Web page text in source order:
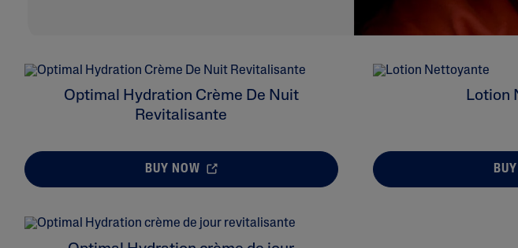
Optimal Hydration Crème De Nuit
Revitalisante
BUY NOW
Lotion